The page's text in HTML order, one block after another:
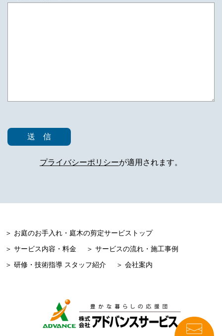
プライバシーポリシーが適用されます。
＞ お庭のお手入れ・庭木の剪定サービストップ
＞ サービス内容・料金
＞ サービスの流れ・施工事例
＞ 研修・技術指導 スタッフ紹介
＞ 会社案内